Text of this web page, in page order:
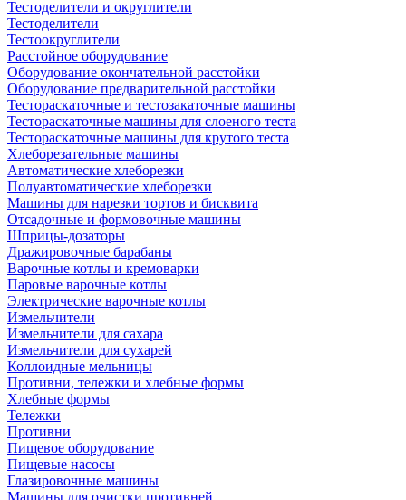
Тестоделители и округлители
Тестоделители
Тестоокруглители
Расстойное оборудование
Оборудование окончательной расстойки
Оборудование предварительной расстойки
Тестораскаточные и тестозакаточные машины
Тестораскаточные машины для слоеного теста
Тестораскаточные машины для крутого теста
Хлеборезательные машины
Автоматические хлеборезки
Полуавтоматические хлеборезки
Машины для нарезки тортов и бисквита
Отсадочные и формовочные машины
Шприцы-дозаторы
Дражировочные барабаны
Варочные котлы и кремоварки
Паровые варочные котлы
Электрические варочные котлы
Измельчители
Измельчители для сахара
Измельчители для сухарей
Коллоидные мельницы
Противни, тележки и хлебные формы
Хлебные формы
Тележки
Противни
Пищевое оборудование
Пищевые насосы
Глазировочные машины
Машины для очистки противней